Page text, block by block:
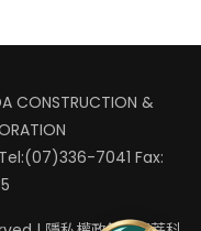
CONSTRUCTION &
Tel:(07)336-7041 Fax: